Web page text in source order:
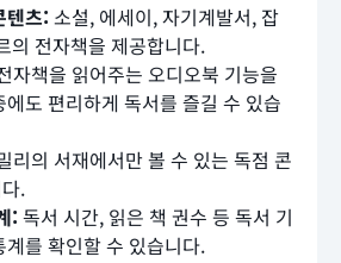
텐츠: 소설, 에세이, 자기계발서, 잡
의 전자책을 제공합니다.
자책을 읽어주는 오디오북 기능을
도 편리하게 독서를 즐길 수 있습
리의 서재에서만 볼 수 있는 독점 콘
.
: 독서 시간, 읽은 책 권수 등 독서 기
를 확인할 수 있습니다.